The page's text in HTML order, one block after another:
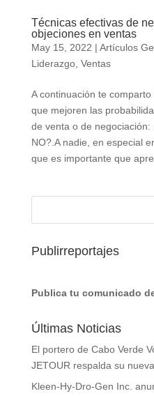
Técnicas efectivas de
objeciones en ventas
May 15, 2022 | Artículos
Liderazgo, Ventas
A continuación te
que mejoren las
de venta o de
NO?.A nadie, en especial
que es importante que
Publirreportajes
Publica tu comunicado
Últimas Noticias
El portero de Cabo Verde
JETOUR respalda su
Kleen-Hy-Dro-Gen Inc.